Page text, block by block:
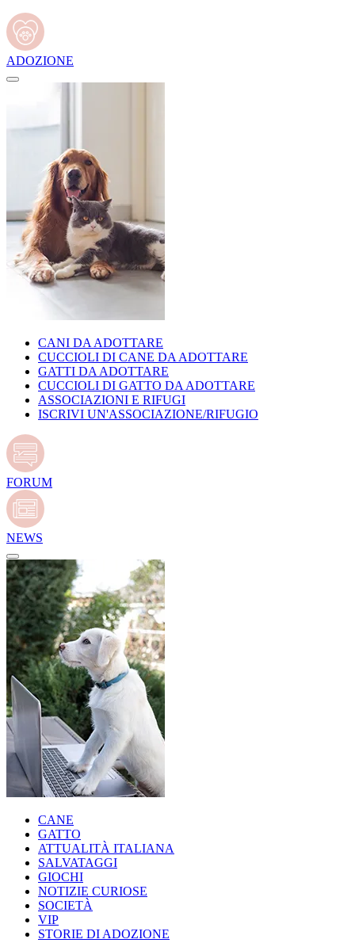
ADOZIONE
CANI DA ADOTTARE
CUCCIOLI DI CANE DA ADOTTARE
GATTI DA ADOTTARE
CUCCIOLI DI GATTO DA ADOTTARE
ASSOCIAZIONI E RIFUGI
ISCRIVI UN'ASSOCIAZIONE/RIFUGIO
FORUM
NEWS
CANE
GATTO
ATTUALITÀ ITALIANA
SALVATAGGI
GIOCHI
NOTIZIE CURIOSE
SOCIETÀ
VIP
STORIE DI ADOZIONE